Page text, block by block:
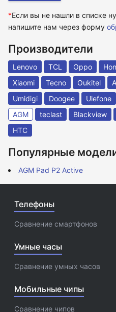
*Если вы не нашли в списке
напишите нам через форму
Производители
Lenovo TCL Oppo
Xiaomi
Tecno Oukitel
Umidigi
Doogee Ulefone
AGM
teclast Blackview
HTC
Популярные
AGM Pad P2 Active
Телефоны
Сравнение смартфонов
Умные часы
Сравнение умных часов
Мобильные чипы
Сравнение чипов